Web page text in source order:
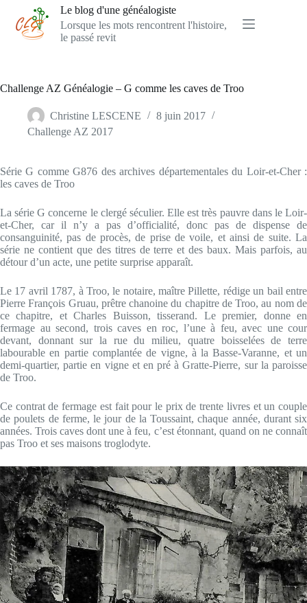
contenu
Le blog d'une généalogiste
Lorsque les mots rencontrent l'histoire,
le passé revit
Challenge AZ Généalogie – G comme les caves de Troo
Christine LESCENE
8 juin 2017
Challenge AZ 2017
Série G comme G876 des archives départementales du Loir-et-Cher :
les caves de Troo
La série G concerne le clergé séculier. Elle est très pauvre dans le Loir-
et-Cher, car il n’y a pas d’officialité, donc pas de dispense de
consanguinité, pas de procès, de prise de voile, et ainsi de suite. La
série ne contient que des titres de terre et des baux. Mais parfois, au
détour d’un acte, une petite surprise apparaît.
Le 17 avril 1787, à Troo, le notaire, maître Pillette, rédige un bail entre
Pierre François Gruau, prêtre chanoine du chapitre de Troo, au nom de
ce chapitre, et Charles Buisson, tisserand. Le premier, donne en
fermage au second, trois caves en roc, l’une à feu, avec une cour
devant, donnant sur la rue du milieu, quatre boisselées de terre
labourable en partie complantée de vigne, à la Basse-Varanne, et un
demi-quartier, partie en vigne et en pré à Gratte-Pierre, sur la paroisse
de Troo.
Ce contrat de fermage est fait pour le prix de trente livres et un couple
de poulets de ferme, le jour de la Toussaint, chaque année, durant six
années. Trois caves dont une à feu, c’est étonnant, quand on ne connaît
pas Troo et ses maisons troglodyte.